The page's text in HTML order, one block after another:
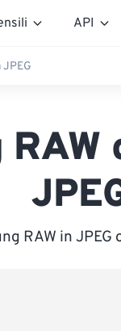
API
JPEG
RAW in